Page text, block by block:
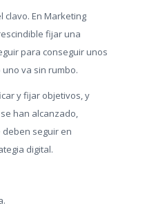
clavo. En Marketing
fijar una
para conseguir unos
va sin rumbo.
y fijar objetivos, y
han alcanzado,
seguir en
digital.